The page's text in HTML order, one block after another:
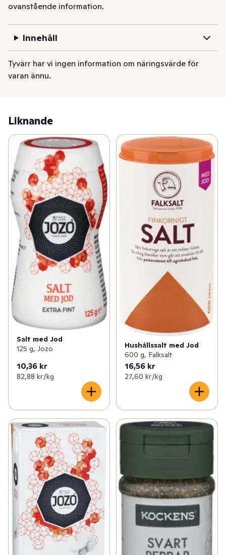
ovanstående information.
Innehåll
Tyvärr har vi ingen information om näringsvärde för
varan ännu.
Liknande
Salt med Jod
125 g, Jozo
10,36 kr
82,88 kr /kg
Hushållssalt med Jod
600 g, Falksalt
16,56 kr
27,60 kr /kg